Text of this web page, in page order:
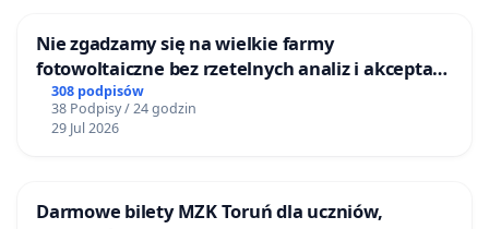
Nie zgadzamy się na wielkie farmy
fotowoltaiczne bez rzetelnych analiz i akceptacji
mieszkańców
308 podpisów
38 Podpisy / 24 godzin
29 Jul 2026
Darmowe bilety MZK Toruń dla uczniów,